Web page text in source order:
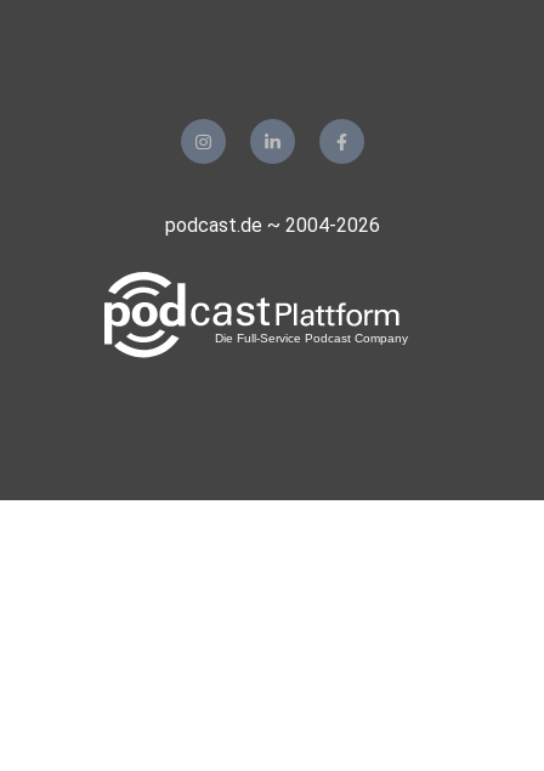
podcast.de ~ 2004-2026